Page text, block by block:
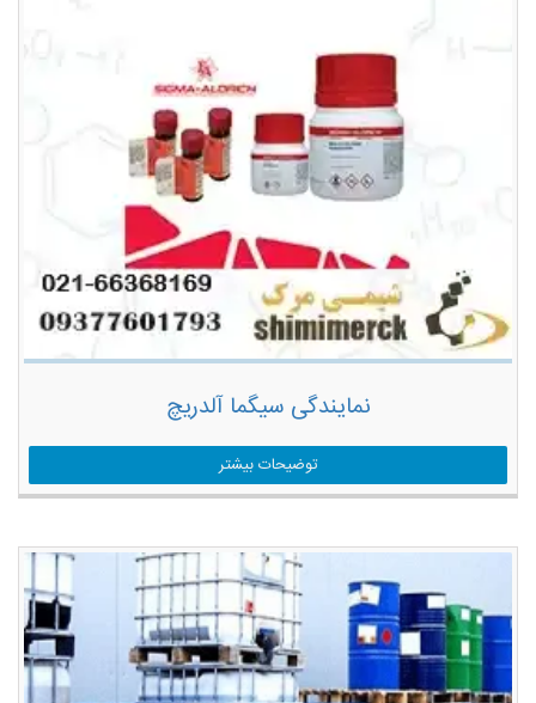
نمایندگی سیگما آلدریچ
توضیحات بیشتر